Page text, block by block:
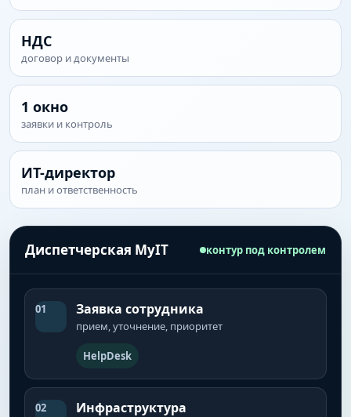
НДС
договор и документы
1 окно
заявки и контроль
ИТ-директор
план и ответственность
Диспетчерская MyIT контур под контролем
01 Заявка сотрудника
прием, уточнение, приоритет
HelpDesk
02 Инфраструктура